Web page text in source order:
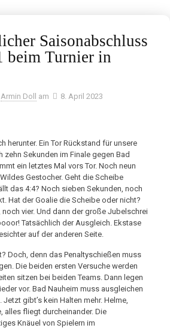
Saisonabschluss
beim Turnier in
Armin Doll am 8. April 2023
herunter. Ein Tor Rückstand für unsere
zehn Sekunden im Finale gegen Bad
ein letztes Mal vors Tor. Noch neun
Gestocher. Geht die Scheibe
das 4:4? Noch sieben Sekunden, noch
Hat der Goalie die Scheibe oder nicht?
vier. Und dann der große Jubelschrei
Tatsächlich der Ausgleich. Ekstase
auf der anderen Seite.
Doch, denn das Penaltyschießen muss
Die beiden ersten Versuche werden
sitzen bei beiden Teams. Dann legen
vor. Bad Nauheim muss ausgleichen
gibt’s kein Halten mehr. Helme,
alles fliegt durcheinander. Die
Knäuel von Spielern im